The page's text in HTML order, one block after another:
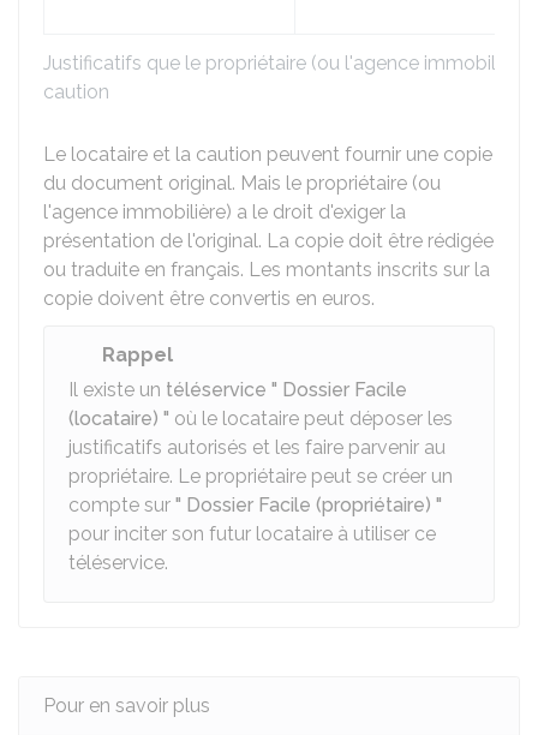
Justificatifs que le propriétaire (ou l'agence
caution
Le locataire et la caution peuvent fournir une copie
du document original. Mais le propriétaire (ou
l'agence immobilière) a le droit d'exiger la
présentation de l'original. La copie doit être rédigée
ou traduite en français. Les montants inscrits sur la
copie doivent être convertis en euros.
Rappel
Il existe un téléservice " Dossier Facile
(locataire) " où le locataire peut déposer les
justificatifs autorisés et les faire parvenir au
propriétaire. Le propriétaire peut se créer un
compte sur " Dossier Facile (propriétaire) "
pour inciter son futur locataire à utiliser ce
téléservice.
Pour en savoir plus